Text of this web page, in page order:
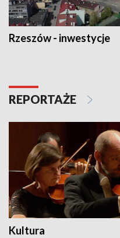
Rzeszów - inwestycje
REPORTAŻE
Kultura